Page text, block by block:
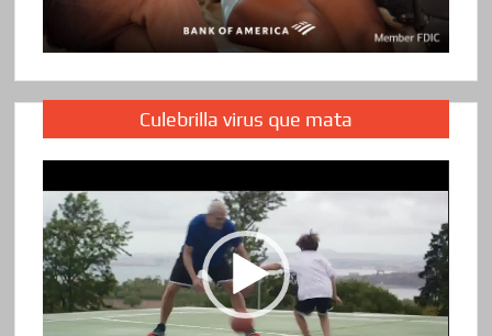
Culebrilla virus que mata
de
vídeo